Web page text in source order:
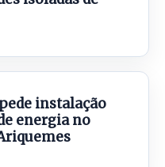
instalação
energia no